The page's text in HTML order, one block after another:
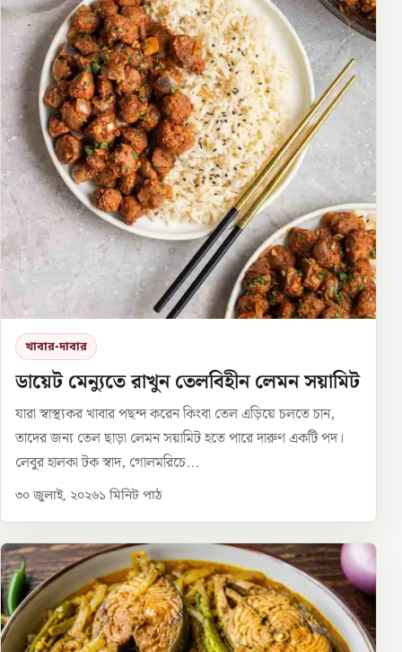
খাবার-দাবার
ডায়েট মেন্যুতে রাখুন তেলবিহীন লেমন সয়ামিট
যারা স্বাস্থ্যকর খাবার পছন্দ করেন কিংবা তেল এড়িয়ে চলতে চান,
তাদের জন্য তেল ছাড়া লেমন সয়ামিট হতে পারে দারুণ একটি পদ।
লেবুর হালকা টক স্বাদ, গোলমরিচে...
৩০ জুলাই, ২০২৬১ মিনিট পাঠ